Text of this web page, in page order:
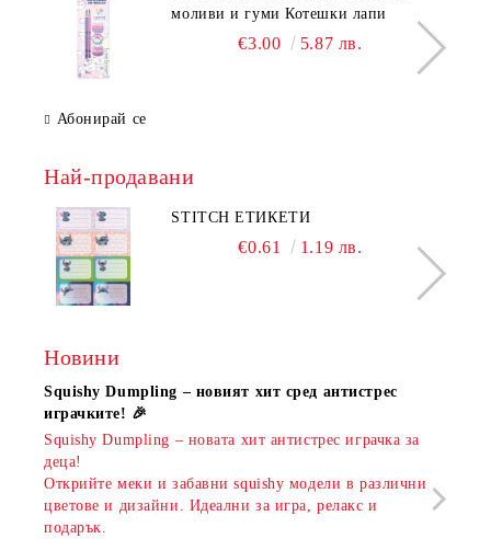
моливи и гуми Котешки лапи
€3.00 5.87 лв.
Абонирай се
Най-продавани
STITCH ЕТИКЕТИ
€0.61 1.19 лв.
Новини
Squishy Dumpling – новият хит сред антистрес
играчките! 🎉
Squishy Dumpling – новата хит антистрес играчка за
деца!
Открийте меки и забавни squishy модели в различни
цветове и дизайни. Идеални за игра, релакс и
подарък.